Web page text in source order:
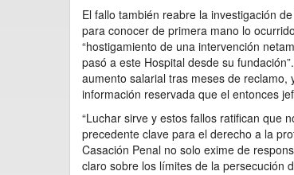
El fallo también reabre la investigación
para conocer de primera mano lo
“hostigamiento de una intervención
pasó a este Hospital desde su
aumento salarial tras meses de
información reservada que el entonces
“Luchar sirve y estos fallos ratifican que
precedente clave para el derecho a la
Casación Penal no solo exime de
claro sobre los límites de la persecución